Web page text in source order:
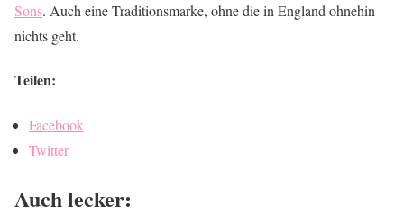
Sons. Auch eine Traditionsmarke, ohne die in England ohnehin
nichts geht.
Teilen:
Facebook
Twitter
Auch lecker: